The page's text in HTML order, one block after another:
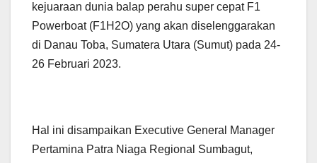
kejuaraan dunia balap perahu super cepat F1
Powerboat (F1H2O) yang akan diselenggarakan
di Danau Toba, Sumatera Utara (Sumut) pada 24-
26 Februari 2023.
Hal ini disampaikan Executive General Manager
Pertamina Patra Niaga Regional Sumbagut,